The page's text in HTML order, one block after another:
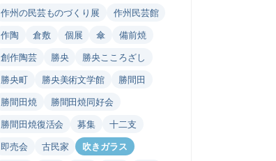
作州の民芸ものづくり展
作州民芸館
作陶
倉敷 個展 傘
備前焼
創作陶芸
勝央
勝央こころざし
勝央町
勝央美術文学館
勝間田
勝間田焼
勝間田焼同好会
勝間田焼復活会
募集
十二支
即売会
古民家
吹きガラス